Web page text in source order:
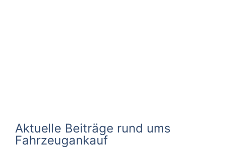
Aktuelle Beiträge rund ums
Fahrzeugankauf